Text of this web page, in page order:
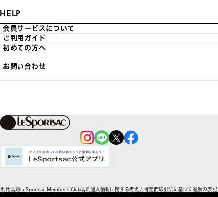
HELP
会員サービスについて
ご利用ガイド
初めての方へ
お問い合わせ
利用規約LeSportsac Member’s Club規約個人情報に関する考え方特定商取引法に基づく通販の表記